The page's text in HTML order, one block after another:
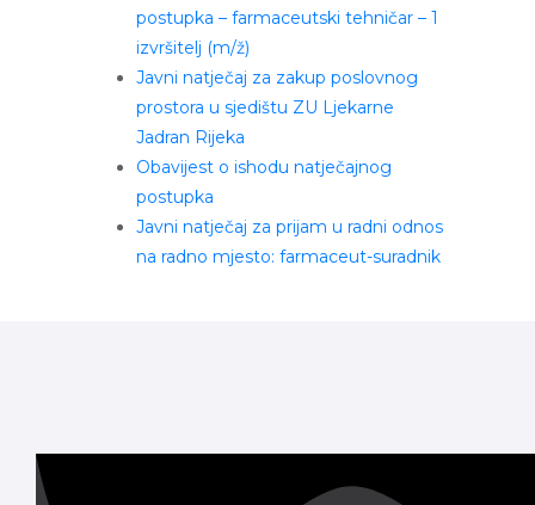
postupka – farmaceutski tehničar – 1
izvršitelj (m/ž)
Javni natječaj za zakup poslovnog
prostora u sjedištu ZU Ljekarne
Jadran Rijeka
Obavijest o ishodu natječajnog
postupka
Javni natječaj za prijam u radni odnos
na radno mjesto: farmaceut-suradnik